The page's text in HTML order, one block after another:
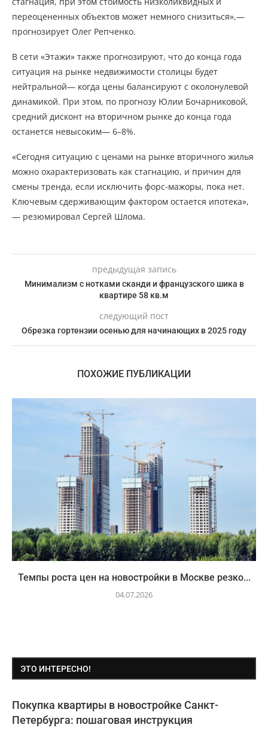
переоцененных объектов может немного снизиться»,—
прогнозирует Олег Репченко.
В сети «Этажи» также прогнозируют, что до конца года
ситуация на рынке недвижимости столицы будет
нейтральной— когда цены балансируют с околонулевой
динамикой. При этом, по прогнозу Юлии Бочарниковой,
средний дисконт на вторичном рынке до конца года
останется невысоким— 6–8%.
«Сегодня ситуацию с ценами на рынке вторичного жилья
можно охарактеризовать как стагнацию, и причин для
смены тренда, если исключить форс-мажоры, пока нет.
Ключевым сдерживающим фактором остается ипотека»,
— резюмировал Сергей Шлома.
предыдущая запись
Минимализм с нотками сканди и французского шика в
квартире 58 кв.м
следующий пост
Обрезка гортензии осенью для начинающих в 2025 году
ПОХОЖИЕ ПУБЛИКАЦИИ
Темпы роста цен на новостройки в Москве резко...
04.07.2026
ЭТО ИНТЕРЕСНО!
Покупка квартиры в новостройке Санкт-
Петербурга: пошаговая инструкция